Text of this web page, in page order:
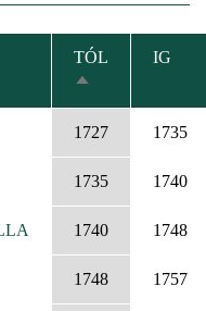
TÓL
CSÖKKENŐ
RENDEZÉS
IG
1727 1735
1735 1740
1740 1748
1748 1757